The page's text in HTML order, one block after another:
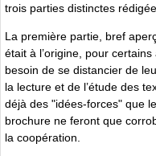
trois parties distinctes
La première partie, bref
était à l’origine, pour
besoin de se distancier de
la lecture et de l’étude des
déjà des "idées-forces" que
brochure ne feront que
la coopération.